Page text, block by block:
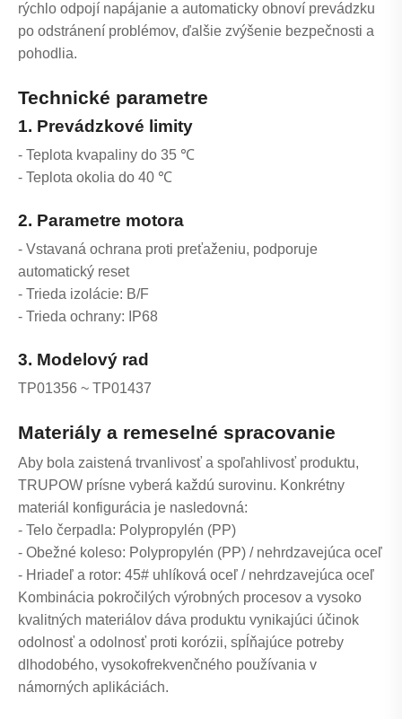
rýchlo odpojí napájanie a automaticky obnoví prevádzku
po odstránení problémov, ďalšie zvýšenie bezpečnosti a
pohodlia.
Technické parametre
1. Prevádzkové limity
- Teplota kvapaliny do 35 ℃
- Teplota okolia do 40 ℃
2. Parametre motora
- Vstavaná ochrana proti preťaženiu, podporuje
automatický reset
- Trieda izolácie: B/F
- Trieda ochrany: IP68
3. Modelový rad
TP01356 ~ TP01437
Materiály a remeselné spracovanie
Aby bola zaistená trvanlivosť a spoľahlivosť produktu,
TRUPOW prísne vyberá každú surovinu. Konkrétny
materiál konfigurácia je nasledovná:
- Telo čerpadla: Polypropylén (PP)
- Obežné koleso: Polypropylén (PP) / nehrdzavejúca oceľ
- Hriadeľ a rotor: 45# uhlíková oceľ / nehrdzavejúca oceľ
Kombinácia pokročilých výrobných procesov a vysoko
kvalitných materiálov dáva produktu vynikajúci účinok
odolnosť a odolnosť proti korózii, spĺňajúce potreby
dlhodobého, vysokofrekvenčného používania v
námorných aplikáciách.